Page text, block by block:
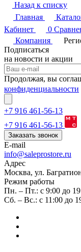
Назад к списку
Главная
Кабинет
0
Компания
Подписаться
на новости и акции
Продолжая, вы
конфиденциальности
+7 916 461-56-13
+7 916 461-56-13
Заказать звонок
E-mail
info@saleprostore.ru
Адрес
Москва, ул.
Режим работы
Пн. – Пт.: с 9:00 до
Сб. – Вс.: с 11:00 до